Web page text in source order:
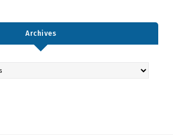
Archives